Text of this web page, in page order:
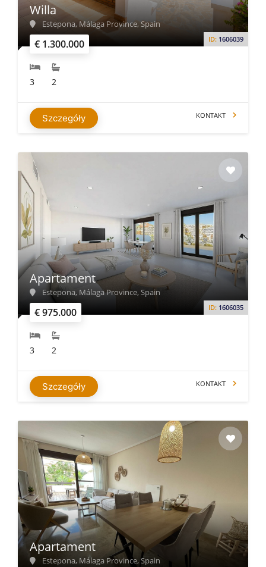
€ 1.300.000 ID: 1606039
Willa
Estepona, Málaga Province, Spain
3 2
Szczegóły KONTAKT
€ 975.000 ID: 1606035
Apartament
Estepona, Málaga Province, Spain
3 2
Szczegóły KONTAKT
Apartament
Estepona, Málaga Province, Spain